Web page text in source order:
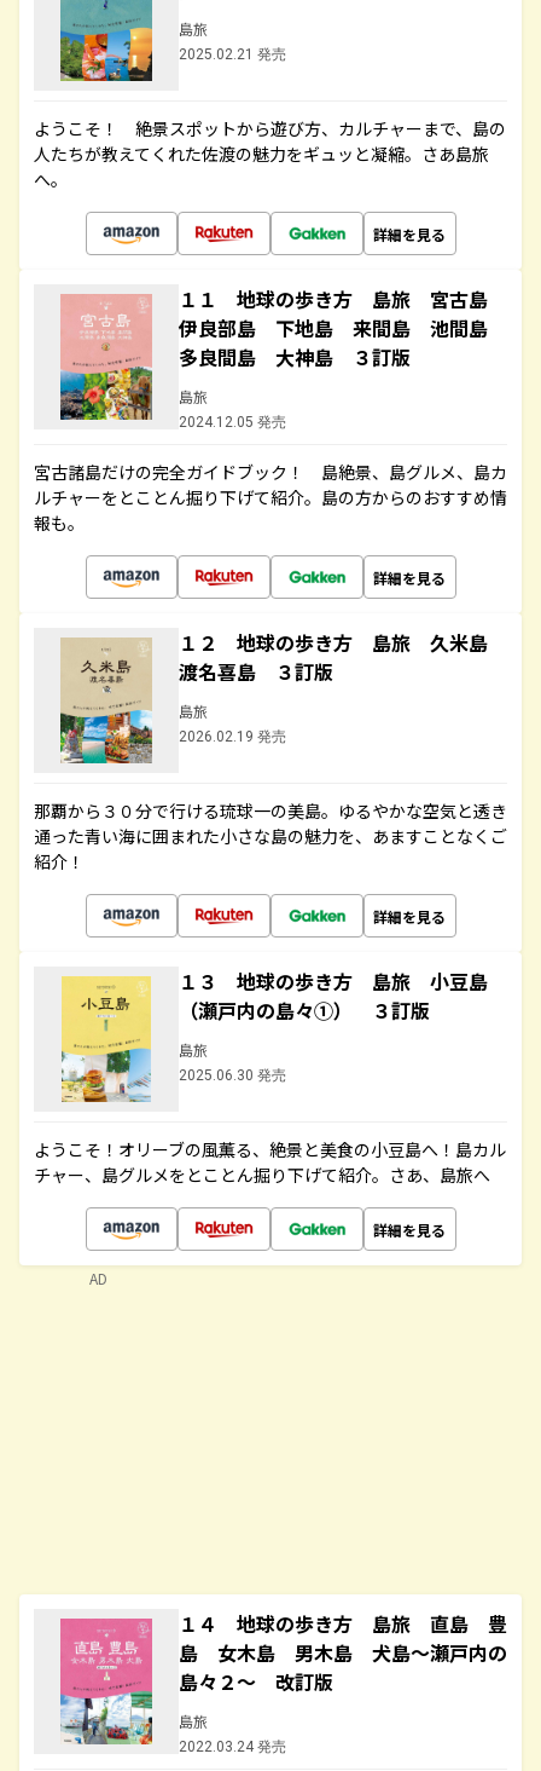
島旅
2025.02.21 発売
ようこそ！ 絶景スポットから遊び方、カルチャーまで、島の
人たちが教えてくれた佐渡の魅力をギュッと凝縮。さあ島旅
へ。
詳細を見る
１１ 地球の歩き方 島旅 宮古島
伊良部島 下地島 来間島 池間島
多良間島 大神島 ３訂版
島旅
2024.12.05 発売
宮古諸島だけの完全ガイドブック！ 島絶景、島グルメ、島カ
ルチャーをとことん掘り下げて紹介。島の方からのおすすめ情
報も。
詳細を見る
１２ 地球の歩き方 島旅 久米島
渡名喜島 ３訂版
島旅
2026.02.19 発売
那覇から３０分で行ける琉球一の美島。ゆるやかな空気と透き
通った青い海に囲まれた小さな島の魅力を、あますことなくご
紹介！
詳細を見る
１３ 地球の歩き方 島旅 小豆島
（瀬戸内の島々①） ３訂版
島旅
2025.06.30 発売
ようこそ！オリーブの風薫る、絶景と美食の小豆島へ！島カル
チャー、島グルメをとことん掘り下げて紹介。さあ、島旅へ
詳細を見る
１４ 地球の歩き方 島旅 直島 豊
島 女木島 男木島 犬島～瀬戸内の
島々２～ 改訂版
島旅
2022.03.24 発売
AD